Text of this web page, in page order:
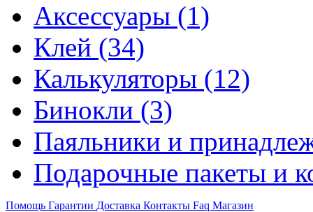
Аксессуары (1)
Клей (34)
Калькуляторы (12)
Бинокли (3)
Паяльники и
Подарочные пакеты и
Помощь Гарантии Доставка Контакты Faq Магазин